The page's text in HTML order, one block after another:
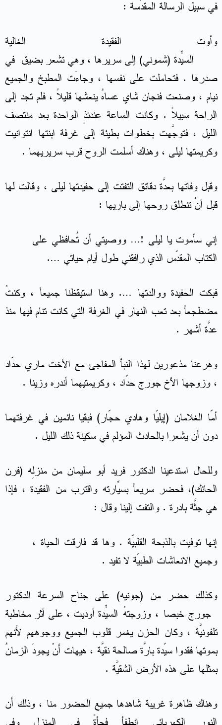
في سبيل الرسالة المقدَّسة :
وأوت الفقيدة الغالية
السيّدة (شموني) إلى سريرها ، وهي تشعر بضيقٍ في
صدرها . فتحاملت على نفسها ، وجاءَت المطبخ والجميع
نيام ، وصنعت فنجان شاي عساهُ ينعشها قليلاً ، فلم تجد إلى
الراحة سبيلاً . وكانت الساعة عندئذٍ الواحدة بعد منتصف
الليل ، فتوجَّهت بخطوات بطيئة إلى غرفة ابنتها انتوانيت
وكريمتها ليلى ، وهناك أسلمت الروح قرب سريريهما .
وقبل وفاتها بعدَّة دقائق التفتت إلى حفيدتها ليلى ، وقالت لها
قبل أنْ تنطلق روحها إلى باريها :
إني سأموت يا ليلى !… ووصيتي أن تُحافظي على
الكتاب المقدّس الذي رافقني طول أيام حياتي ….
فبكت الحفيدة ووالدتها …. وهنا استيقظنا جميعاً ، وكنتُ
مضطجعاً بعد تعب النهار في الغرفة التي كانت تنام فيها منذ
عدَّة أشهر .
وهرعنا مذعورين لهذا النبأ المفاجئ مع الأخت ماري حدّاد
، وزوجها الأخ جورج حدّاد ، وكريمتيهما أندره وزينا .
أمّا الغلامان (إيليّا وهادي حجّار) فبقيا نائمين في غرفتهما
دون أن يشعرا بالحادث المؤلم في سكينة ذلك الليل .
وللحال استدعينا الدكتور فريد أبو سليمان من منزلِه (فرن
الحائك)، فحضر سريعاً بسيّارتِه واقترب من الفقيدة ، فإذا
هي جثَّة بادرة . والتفت إلينا وقال :
إنها توفيت بالذبحة القلبيّة . وها قد فارقت الحياة ،
وجميع الانعاشات الطبيّة لا تفيد .
وكذلك حضر من (جونيه) على جناح السرعة الدكتور
جورج خبصا ، وزوجتهُ السيّدة أوديت ، على أثر مخاطبةٍ
تلفونيَّة ، وكان الحزن يغمر قلوب الجميع ووجوههم لأَنهم
بموتها فقدوا سيّدة بارَّة صالحة نقيَّة ، هيهات أَنْ يجودَ الزمانُ
بمثلها على هذه الأرض الشقيَّة .
وهناك ظاهرة غريبة شاهدها جميع الحضور منا ، وذلك أَن